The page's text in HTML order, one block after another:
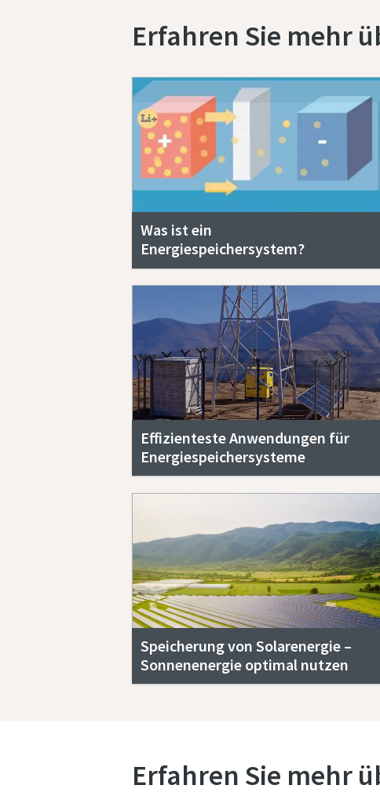
Erfahren Sie mehr
Was ist ein
Energiespeichersystem?
Effizienteste Anwendungen für
Energiespeichersysteme
Speicherung von Solarenergie –
Sonnenenergie optimal nutzen
Erfahren Sie mehr